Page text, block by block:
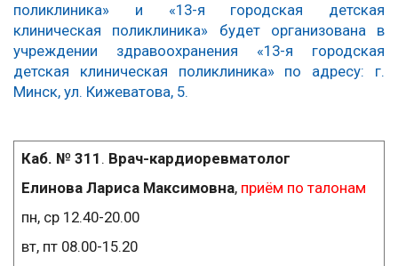
поликлиника» и «13-я городская детская
клиническая поликлиника» будет организована в
учреждении здравоохранения «13-я городская
детская клиническая поликлиника» по адресу: г.
Минск, ул. Кижеватова, 5.
Каб. № 311 . Врач-кардиоревматолог
Елинова Лариса Максимовна, приём по талонам
пн, ср 12.40-20.00
вт, пт 08.00-15.20